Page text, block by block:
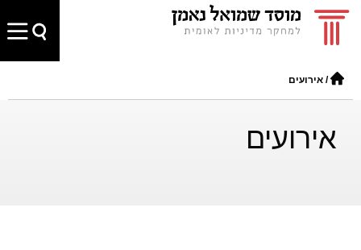
/ אירועים
אירועים